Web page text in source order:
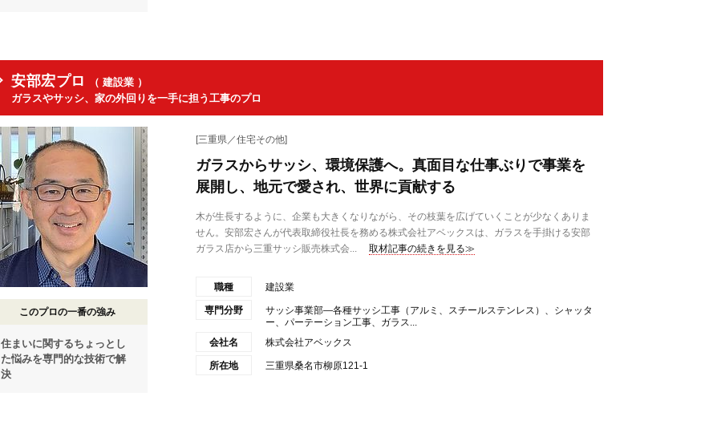
安部宏プロ
（ 建設業 ）
ガラスやサッシ、家の外回りを一手に担う工事のプロ
このプロの一番の強み
住まいに関するちょっとし
た悩みを専門的な技術で解
決
[三重県／住宅その他]
ガラスからサッシ、環境保護へ。真面目な仕事ぶりで事業を
展開し、地元で愛され、世界に貢献する
木が生長するように、企業も大きくなりながら、その枝葉を広げていくことが少なくありま
せん。安部宏さんが代表取締役社長を務める株式会社アベックスは、ガラスを手掛ける安部
ガラス店から三重サッシ販売株式会...
取材記事の続きを見る≫
職種 建設業
専門分野
サッシ事業部―各種サッシ工事（アルミ、スチールステンレス）、シャッタ
ー、パーテーション工事、ガラス...
会社名
株式会社アベックス
所在地 三重県桑名市柳原121-1